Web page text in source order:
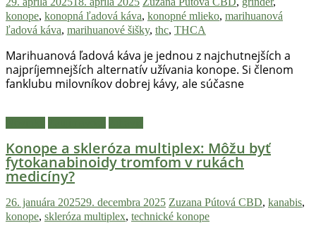
konope, konopná ľadová káva, konopné mlieko, marihuanová
ľadová káva, marihuanové šišky, thc, THCA
Marihuanová ľadová káva je jednou z najchutnejších a
najpríjemnejších alternatív užívania konope. Si členom
fanklubu milovníkov dobrej kávy, ale súčasne
Konope a skleróza multiplex: Môžu byť
fytokanabinoidy tromfom v rukách
medicíny?
26. januára 202529. decembra 2025 Zuzana Pútová CBD, kanabis,
konope, skleróza multiplex, technické konope